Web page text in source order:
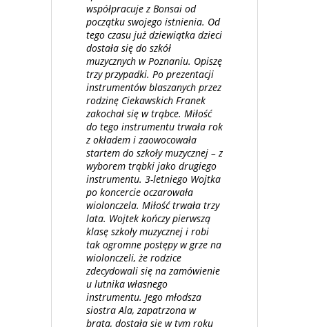
współpracuje z Bonsai od
początku swojego istnienia. Od
tego czasu już dziewiątka dzieci
dostała się do szkół
muzycznych w Poznaniu. Opiszę
trzy przypadki. Po prezentacji
instrumentów blaszanych przez
rodzinę Ciekawskich Franek
zakochał się w trąbce. Miłość
do tego instrumentu trwała rok
z okładem i zaowocowała
startem do szkoły muzycznej – z
wyborem trąbki jako drugiego
instrumentu. 3-letniego Wojtka
po koncercie oczarowała
wiolonczela. Miłość trwała trzy
lata. Wojtek kończy pierwszą
klasę szkoły muzycznej i robi
tak ogromne postępy w grze na
wiolonczeli, że rodzice
zdecydowali się na zamówienie
u lutnika własnego
instrumentu. Jego młodsza
siostra Ala, zapatrzona w
brata, dostała się w tym roku